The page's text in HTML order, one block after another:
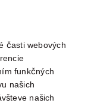
časti webových
funkčných
našich
našich